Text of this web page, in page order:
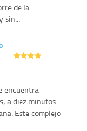
de la
sin...
encuentra
a diez minutos
Este complejo